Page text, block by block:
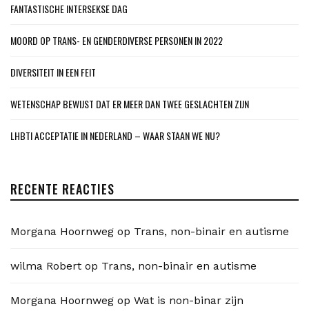
FANTASTISCHE INTERSEKSE DAG
MOORD OP TRANS- EN GENDERDIVERSE PERSONEN IN 2022
DIVERSITEIT IN EEN FEIT
WETENSCHAP BEWIJST DAT ER MEER DAN TWEE GESLACHTEN ZIJN
LHBTI ACCEPTATIE IN NEDERLAND – WAAR STAAN WE NU?
RECENTE REACTIES
Morgana Hoornweg op Trans, non-binair en autisme
wilma Robert op Trans, non-binair en autisme
Morgana Hoornweg op Wat is non-binar zijn